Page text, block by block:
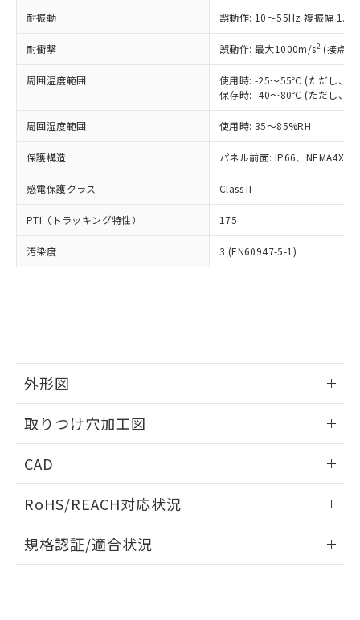
耐振動 誤動作: 10～55Hz 複振幅
耐衝撃 誤動作: 最大1000m/s2 (接点
周囲温度範囲
使用時: -25～55℃ (ただし、氷
保存時: -40～80℃ (ただし、氷
周囲湿度範囲 使用時: 35～85%RH
保護構造 パネル前面: IP66、NEMA4X,
感電保護クラス Class II
PTI（トラッキング特性） 175
汚染度 3 (EN60947-5-1)
外形図
取りつけ穴加工図
CAD
ドすることができます。
ログイン/会員登録
RoHS/REACH対応状況
EU RoHS 注意事項・凡例
規格認証/適合状況
正式な納期状況および標準価格はお客
様のお取引先、またはお客様担当のオ
ムロン制御機器販売店・当社販売員に
オムロン制御機器販売店や当社販売拠
販売ネットワーク
」をご確認
在庫状況および標準価格結果を当社の
示しないようお願いします。
マイパーツ機能（部品リスト作成サー
ビス）をご利用いただくには、I-Web
メンバーズにご登録されている必要が
お客様が当ウェブサイト上で当社にご
登録された部品リストについて、当社
の共同利用に関して"
の「1.共同利
指します。
ルベンジル（BBP） 1000ppm以下、フタル酸ジブチル
（DBP） 1000ppm以下、フタル酸ジイソブチル
但し、RoHS指令で産業用監視および制御機器に対する
フタル酸エステル類の４物質については閾値を超える意
図的な使用がないことを確認しています。
部品在庫の切り替え状況などにより、予定
月が前後することがあります。
※3 非含有証明書ダウンロード
51物質の非含有証明書（当社基準）
※本証明書は発行日時点で非含有を証明す
るもので、過去に遡って非含有を証明する
また、RoHS指令のフタル酸エステル類４
物質の対応では、対応完了までの期間は出
既に当社にて対応品への在庫切替を完了
していることから、特段のことがない限
り、2022年1月12日より割愛しておりま
す。
DBP(フタル酸ジブチル) : 1000ppm、 DIBP(フタル酸ジ
イソブチル) : 1000ppm、 BBP(フタル酸ブチルベンジ
「ｅ」：有害物質（10物質）のすべてが基
準値以下であることを示します。
「10」：通常の使用状況下において有害物
質が外部に漏えいし、環境に深刻な影響を
及ぼさない年数を意味します。
「－」：未確認です。当社販売部門へお問
全に破砕するなど、違法に輸出されな
いよう必要な手段を講じます。
当社は貴社製品を、核兵器、ミサイ
ル、化学兵器、生物兵器またはその他
武器並びにこれらの製造装置等に一切
当社は、貴社製品を第三者に販売する
場合は、上記1、2および3の内容を当
該第三者に通知します。また当社は、
販売先および販売に係わる関係者が違
法に輸出するおそれがある場合は、取
－
在庫なし(最新の在庫状況につ
いては、お客様のお取引先、ま
たはお客様担当のオムロン制御
機器販売店・当社販売員にご確
空
受注生産機種、また在庫状況の
情報を公開していない機種